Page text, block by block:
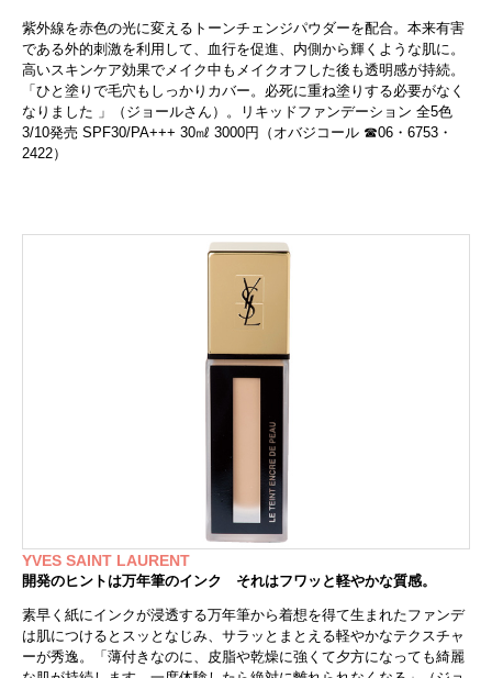
紫外線を赤色の光に変えるトーンチェンジパウダーを配合。本来有害
である外的刺激を利用して、血行を促進、内側から輝くような肌に。
高いスキンケア効果でメイク中もメイクオフした後も透明感が持続。
「ひと塗りで毛穴もしっかりカバー。必死に重ね塗りする必要がなく
なりました 」（ジョールさん）。リキッドファンデーション 全5色
3/10発売 SPF30/PA+++ 30㎖ 3000円（オバジコール ☎06・6753・
2422）
YVES SAINT LAURENT
開発のヒントは万年筆のインク それはフワッと軽やかな質感。
素早く紙にインクが浸透する万年筆から着想を得て生まれたファンデ
は肌につけるとスッとなじみ、サラッとまとえる軽やかなテクスチャ
ーが秀逸。「薄付きなのに、皮脂や乾燥に強くて夕方になっても綺麗